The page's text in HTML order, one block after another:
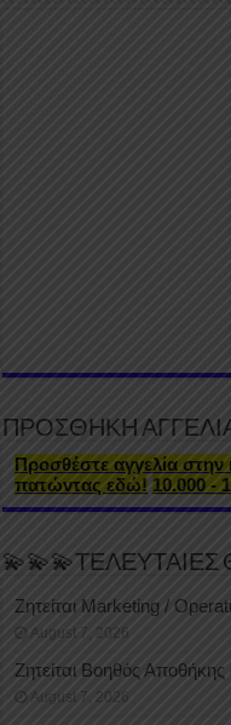
ΠΡΟΣΘΗΚΗ
Προσθέστε αγγελία
πατώντας εδώ! 10.000 -
💫💫💫ΤΕΛΕΥΤΑΙΕΣ
Ζητείται Marketing /
August 7, 2026
Ζητείται Βοηθός
August 7, 2026